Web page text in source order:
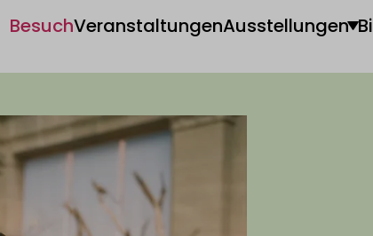
BesuchVeranstaltungenAusstellungen